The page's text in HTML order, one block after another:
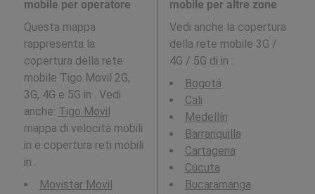
mobile per operatore
Questa mappa
rappresenta la
copertura della rete
mobile Tigo Movil 2G,
3G, 4G e 5G in . Vedi
anche: Tigo Movil
mappa di velocità mobili
in e copertura reti mobili
in .
Movistar Movil
mobile per altre zone
Vedi anche la copertura
della rete mobile 3G /
4G / 5G di in :
Bogotá
Cali
Medellín
Barranquilla
Cartagena
Cúcuta
Bucaramanga